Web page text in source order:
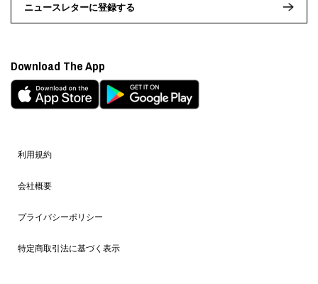
利用規約
会社概要
プライバシーポリシー
特定商取引法に基づく表示
ニュースレターに登録する
Download The App